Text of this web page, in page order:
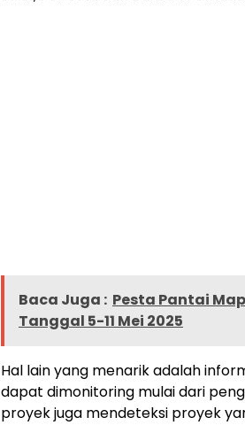
Baca Juga : Pesta Pantai
Tanggal 5-11 Mei 2025
Hal lain yang menarik adalah
dapat dimonitoring mulai dari
proyek juga mendeteksi proyek